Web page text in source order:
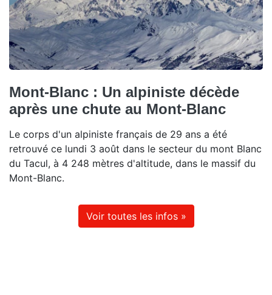
Mont-Blanc : Un alpiniste décède
après une chute au Mont-Blanc
Le corps d'un alpiniste français de 29 ans a été
retrouvé ce lundi 3 août dans le secteur du mont Blanc
du Tacul, à 4 248 mètres d'altitude, dans le massif du
Mont-Blanc.
Voir toutes les infos »